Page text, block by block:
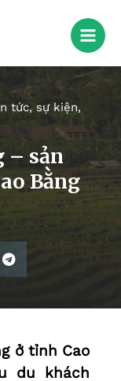
tức, sự kiện,
– sản
Bằng
ở tỉnh Cao
du khách